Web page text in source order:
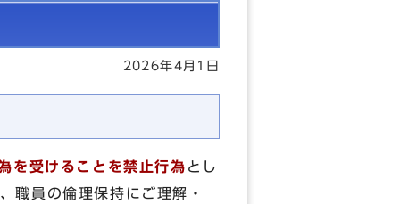
2026年4月1日
を受けることを禁止行為 とし
職員の倫理保持にご理解・